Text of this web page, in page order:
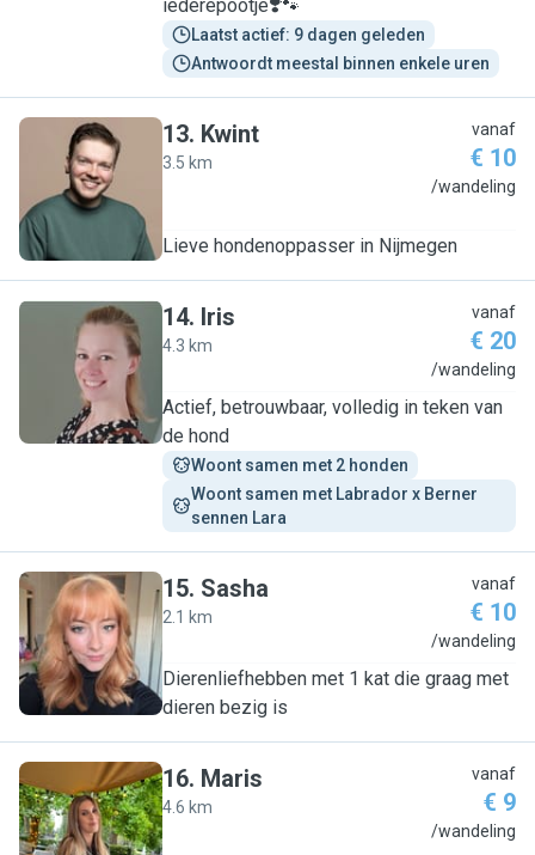
iederepootje❣️🐾
Laatst actief: 9 dagen geleden
Antwoordt meestal binnen enkele uren
K
13. Kwint
3.5 km
vanaf
€ 10
/wandeling
Lieve hondenoppasser in Nijmegen
I
14. Iris
4.3 km
vanaf
€ 20
/wandeling
Actief, betrouwbaar, volledig in teken van
de hond
Woont samen met 2 honden
Woont samen met Labrador x Berner
sennen Lara
S
15. Sasha
2.1 km
vanaf
€ 10
/wandeling
Dierenliefhebben met 1 kat die graag met
dieren bezig is
M
16. Maris
4.6 km
vanaf
€ 9
/wandeling